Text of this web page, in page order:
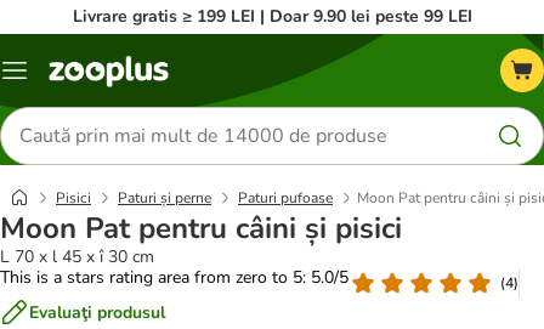
Livrare gratis ≥ 199 LEI | Doar 9.90 lei peste 99 LEI
Categorii
Căutare
produse
Pisici Paturi și perne Paturi pufoase Moon Pat pentru câini și
Moon Pat pentru câini și pisici
L 70 x l 45 x î 30 cm
This is a stars rating area from zero to 5: 5.0/5
(4)
Evaluaţi produsul